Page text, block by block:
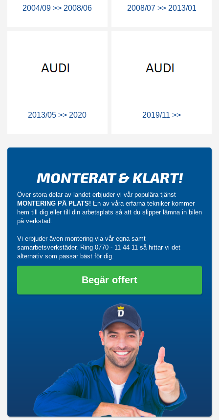
2004/09 >> 2008/06 2008/07 >> 2013/01
2013/05 >> 2020 2019/11 >>
MONTERAT & KLART!
Över stora delar av landet erbjuder vi vår populära tjänst
MONTERING PÅ PLATS! En av våra erfarna tekniker kommer
hem till dig eller till din arbetsplats så att du slipper lämna in bilen
på verkstad.
Vi erbjuder även montering via vår egna samt
samarbetsverkstäder. Ring 0770 - 11 44 11 så hittar vi det
alternativ som passar bäst för dig.
Begär offert